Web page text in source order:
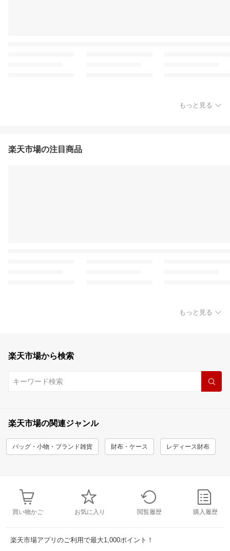
もっと見る
楽天市場の注目商品
もっと見る
楽天市場から検索
楽天市場の関連ジャンル
バッグ・小物・ブランド雑貨 財布・ケース レディース財布
買い物かご お気に入り 閲覧履歴 購入履歴
楽天市場アプリのご利用で最大1,000ポイント！